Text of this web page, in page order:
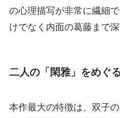
の心理描写が非常に繊細
けでなく内面の葛藤まで
二人の「閑雅」をめぐ
本作最大の特徴は、双子